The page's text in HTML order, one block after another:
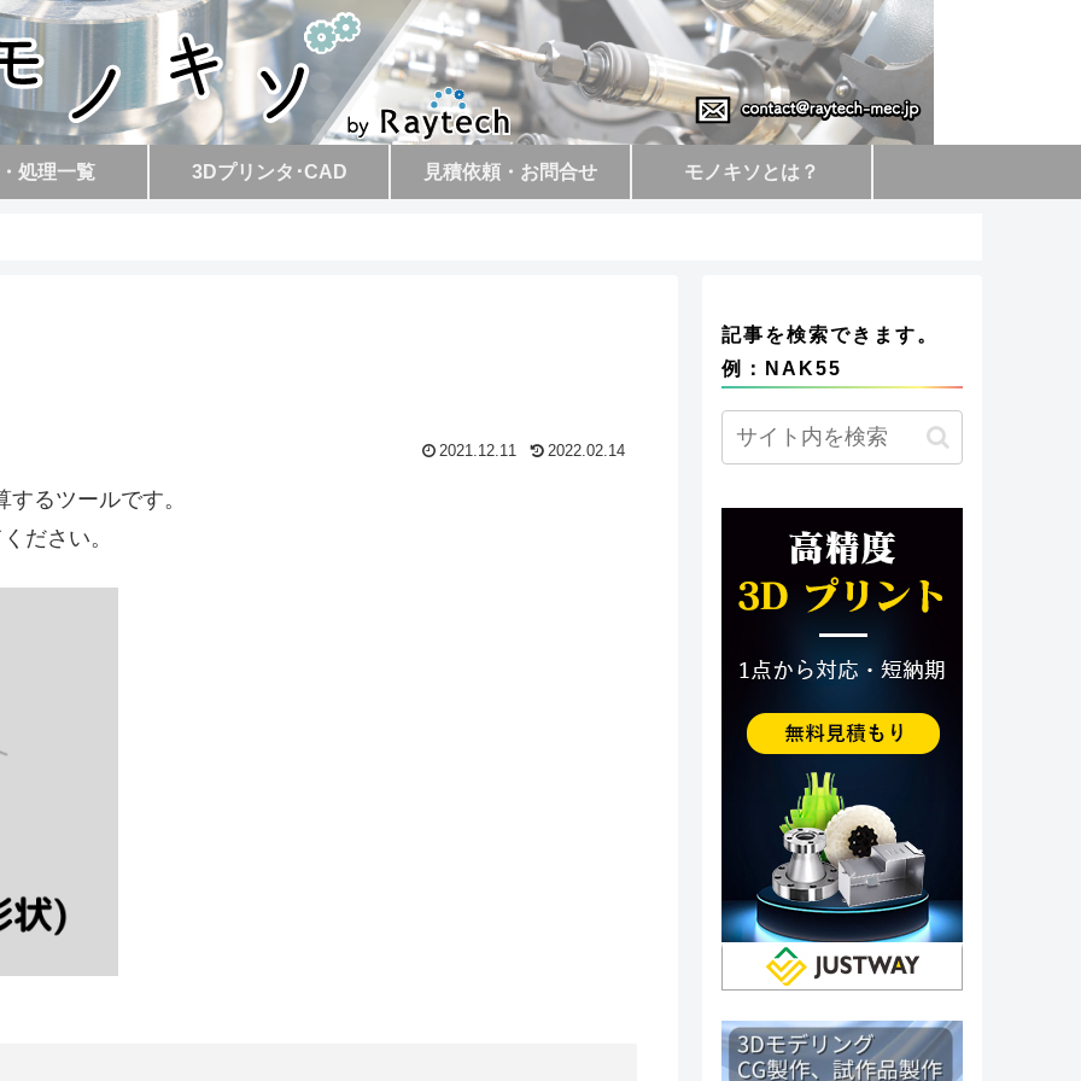
処理一覧 3Dプリンタ･CAD 見積依頼・お問合せ モノキソとは？
2021.12.11 2022.02.14
るツールです。
ださい。
記事を検索できます。
例：NAK55